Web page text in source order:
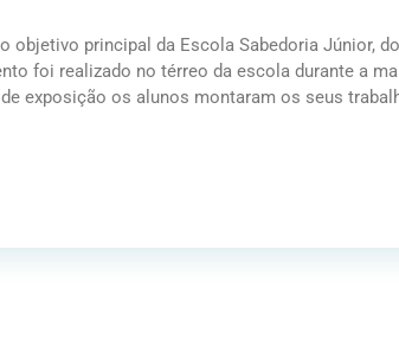
objetivo principal da Escola Sabedoria Júnior,
foi realizado no térreo da escola durante a
exposição os alunos montaram os seus